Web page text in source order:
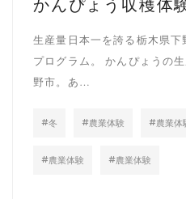
かんぴょう収穫体
生産量日本一を誇る栃木県
プログラム。 かんぴょうの
野市。あ…
冬 農業体験 農業体
農業体験 農業体験